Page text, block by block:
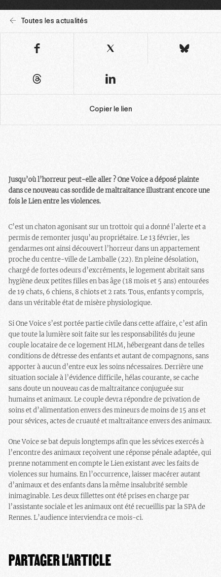
Toutes les actualités
Copier le lien
Jusqu’où l’horreur peut-elle aller ? One Voice a déposé plainte
dans ce nouveau cas sordide de maltraitance illustrant encore une
fois le Lien entre les violences.
C’est un chaton agonisant sur un trottoir qui a donné l’alerte et a
permis de remonter jusqu’au propriétaire. Le 13 février, les
gendarmes ont ainsi découvert l’horreur dans un appartement
proche du centre-ville de Lamballe (22). En pleine désolation,
chargé de fortes odeurs d’excréments, le logement abritait sans
hygiène deux petites filles en bas âge (18 mois et 5 ans) entourées
de 19 chats, 6 chiens, 8 chiots et 2 rats. Tous, enfants y compris,
dans un véritable état de misère physiologique.
Si One Voice s’est portée partie civile dans cette affaire, c’est afin
que toute la lumière soit faite sur les responsabilités du jeune
couple locataire de ce logement HLM, hébergeant dans de telles
conditions de détresse des enfants et autant de compagnons, sans
apporter à aucun d’entre eux les soins nécessaires. Derrière une
situation sociale à l’évidence difficile, hélas courante, se cache
sans doute un nouveau cas de maltraitance conjuguée sur
humains et animaux. Le couple devra répondre de privation de
soins et d’alimentation envers des mineurs de moins de 15 ans et
pour sévices, actes de cruauté et maltraitance envers des animaux.
One Voice se bat depuis longtemps afin que les sévices exercés à
l’encontre des animaux reçoivent une réponse pénale adaptée, qui
prenne notamment en compte le Lien existant avec les faits de
violences sur humains. En l’occurrence, laisser macérer autant
d’animaux et des enfants dans la même insalubrité semble
inimaginable. Les deux fillettes ont été prises en charge par
l’assistante sociale et les animaux ont été recueillis par la SPA de
Rennes. L’audience interviendra ce mois-ci.
PARTAGER L'ARTICLE